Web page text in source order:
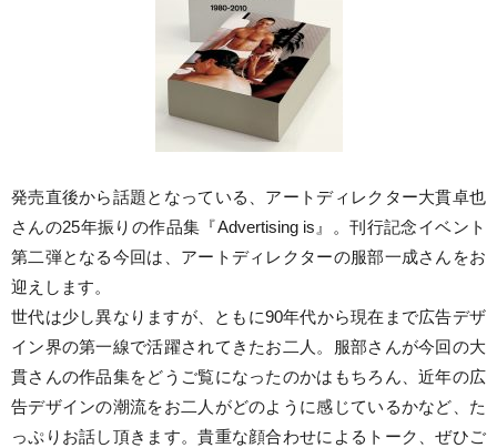
発売直後から話題となっている、アートディレクター大貫卓也
さんの25年振りの作品集『Advertising is』。刊行記念イベント
第二弾となる今回は、アートディレクターの服部一成さんをお
迎えします。
世代は少し異なりますが、ともに90年代から現在まで広告デザ
イン界の第一線で活躍されてきたお二人。服部さんが今回の大
貫さんの作品集をどうご覧になったのかはもちろん、近年の広
告デザインの潮流をお二人がどのように感じているかなど、た
っぷりお話し頂きます。貴重な顔合わせによるトーク、ぜひご